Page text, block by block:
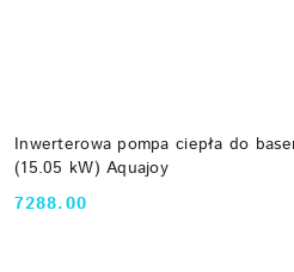
Inwerterowa pompa ciepła do
(15.05 kW) Aquajoy
Cena:
7288.00